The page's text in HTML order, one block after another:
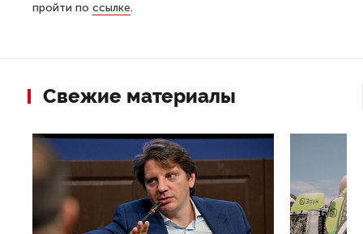
пройти по ссылке.
Свежие материалы